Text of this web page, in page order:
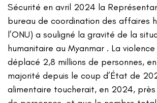
Sécurité en avril 2024 la
bureau de coordination des affaires
l’ONU) a souligné la gravité de la
humanitaire au Myanmar . La
déplacé 2,8 millions de personnes,
majorité depuis le coup d’État de
alimentaire toucherait, en 2024, près